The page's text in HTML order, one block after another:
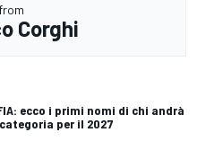
Corghi
ecco i primi nomi di chi andrà
per il 2027